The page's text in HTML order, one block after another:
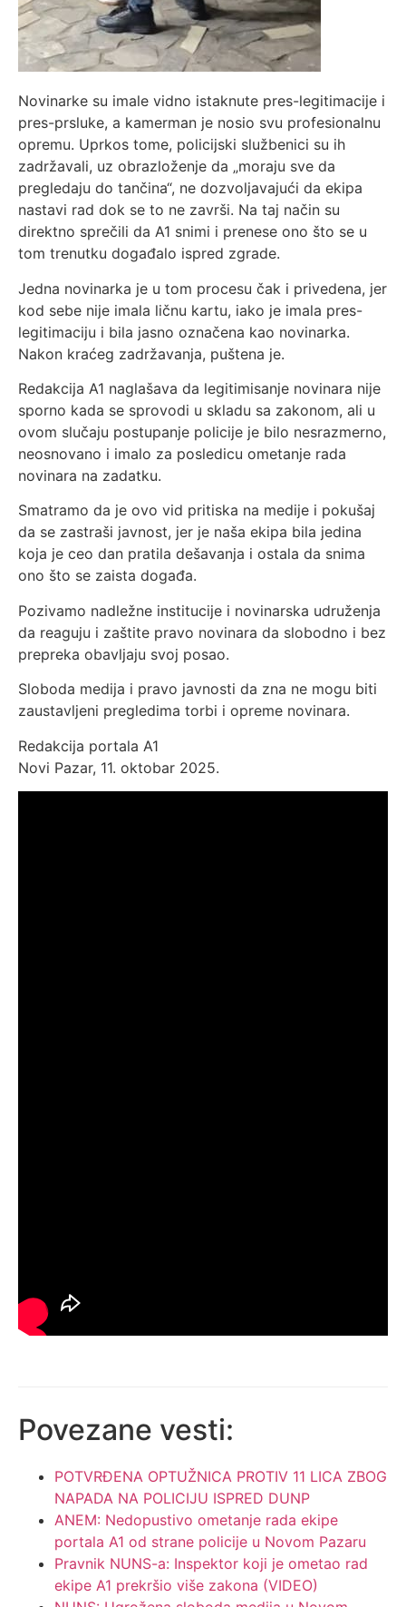
Novinarke su imale vidno istaknute pres-legitimacije i
pres-prsluke, a kamerman je nosio svu profesionalnu
opremu. Uprkos tome, policijski službenici su ih
zadržavali, uz obrazloženje da „moraju sve da
pregledaju do tančina“, ne dozvoljavajući da ekipa
nastavi rad dok se to ne završi. Na taj način su
direktno sprečili da A1 snimi i prenese ono što se u
tom trenutku događalo ispred zgrade.
Jedna novinarka je u tom procesu čak i privedena, jer
kod sebe nije imala ličnu kartu, iako je imala pres-
legitimaciju i bila jasno označena kao novinarka.
Nakon kraćeg zadržavanja, puštena je.
Redakcija A1 naglašava da legitimisanje novinara nije
sporno kada se sprovodi u skladu sa zakonom, ali u
ovom slučaju postupanje policije je bilo nesrazmerno,
neosnovano i imalo za posledicu ometanje rada
novinara na zadatku.
Smatramo da je ovo vid pritiska na medije i pokušaj
da se zastraši javnost, jer je naša ekipa bila jedina
koja je ceo dan pratila dešavanja i ostala da snima
ono što se zaista događa.
Pozivamo nadležne institucije i novinarska udruženja
da reaguju i zaštite pravo novinara da slobodno i bez
prepreka obavljaju svoj posao.
Sloboda medija i pravo javnosti da zna ne mogu biti
zaustavljeni pregledima torbi i opreme novinara.
Redakcija portala A1
Novi Pazar, 11. oktobar 2025.
Povezane vesti:
POTVRĐENA OPTUŽNICA PROTIV 11 LICA ZBOG
NAPADA NA POLICIJU ISPRED DUNP
ANEM: Nedopustivo ometanje rada ekipe
portala A1 od strane policije u Novom Pazaru
Pravnik NUNS-a: Inspektor koji je ometao rad
ekipe A1 prekršio više zakona (VIDEO)